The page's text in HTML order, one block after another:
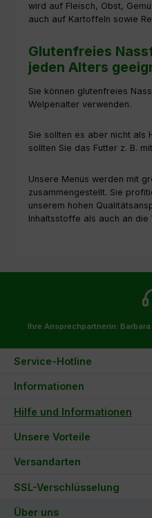
wird auf Fleisch, Obst,
auch auf Kartoffeln sowie
Glutenfreies
jeden Alters
Sie können glutenfreies
Welpenalter verwenden.
Sie sollten es aber nicht als
sollten Sie das Futter z. B.
Unsere Menüs werden mit
zusammengestellt. Sie
unserem hohen
Inhaltsstoffe als auch an die
Ihre Ansprechpartnerin: Barbara
Service-Hotline
Informationen
Hilfe und Informationen
Unsere Vorteile
Versandarten
SSL-Verschlüsselung
Über uns